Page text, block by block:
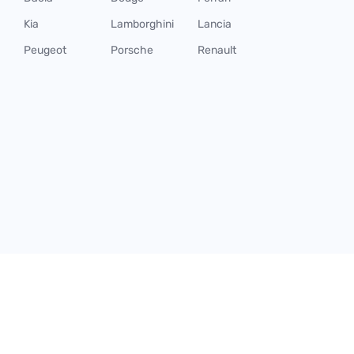
Kia Lamborghini
Lancia
Peugeot Porsche
Renault